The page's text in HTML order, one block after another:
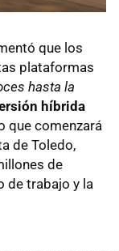
que los
plataformas
hasta la
híbrida
que comenzará
de Toledo,
de
de trabajo y la